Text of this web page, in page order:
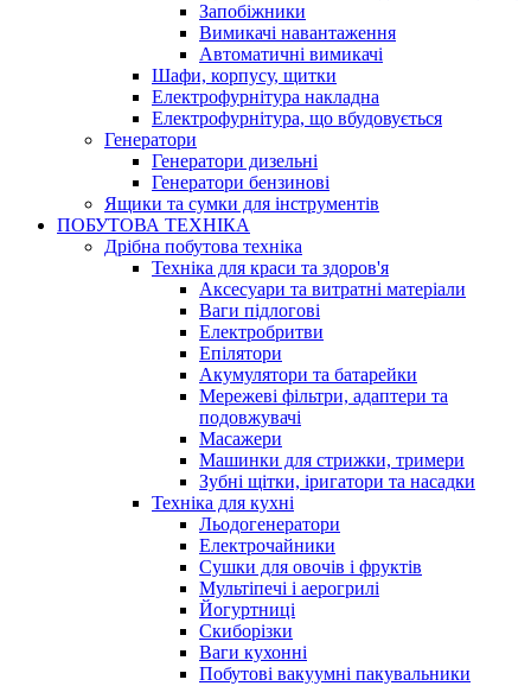
Запобіжники
Вимикачі навантаження
Автоматичні вимикачі
Шафи, корпусу, щитки
Електрофурнітура накладна
Електрофурнітура, що вбудовується
Генератори
Генератори дизельні
Генератори бензинові
Ящики та сумки для інструментів
ПОБУТОВА ТЕХНІКА
Дрібна побутова техніка
Техніка для краси та здоров'я
Аксесуари та витратні матеріали
Ваги підлогові
Електробритви
Епілятори
Акумулятори та батарейки
Мережеві фільтри, адаптери та
подовжувачі
Масажери
Машинки для стрижки, тримери
Зубні щітки, іригатори та насадки
Техніка для кухні
Льодогенератори
Електрочайники
Сушки для овочів і фруктів
Мультіпечі і аерогрилі
Йогуртниці
Скиборізки
Ваги кухонні
Побутові вакуумні пакувальники